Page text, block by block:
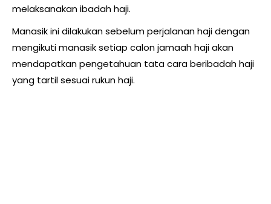
melaksanakan ibadah haji.
Manasik ini dilakukan sebelum perjalanan haji dengan
mengikuti manasik setiap calon jamaah haji akan
mendapatkan pengetahuan tata cara beribadah haji
yang tartil sesuai rukun haji.